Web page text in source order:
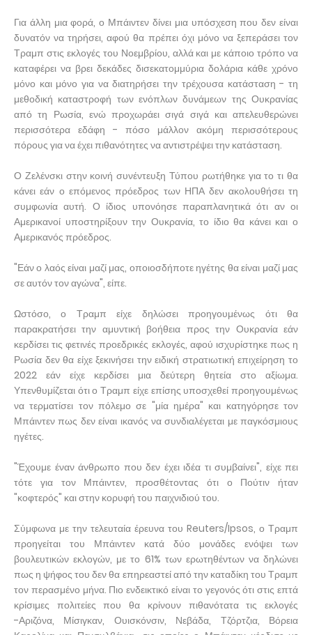
Για άλλη μια φορά, ο Μπάιντεν δίνει μια υπόσχεση που δεν είναι
δυνατόν να τηρήσει, αφού θα πρέπει όχι μόνο να ξεπεράσει τον
Τραμπ στις εκλογές του Νοεμβρίου, αλλά και με κάποιο τρόπο να
καταφέρει να βρει δεκάδες δισεκατομμύρια δολάρια κάθε χρόνο
μόνο και μόνο για να διατηρήσει την τρέχουσα κατάσταση - τη
μεθοδική καταστροφή των ενόπλων δυνάμεων της Ουκρανίας
από τη Ρωσία, ενώ προχωράει σιγά σιγά και απελευθερώνει
περισσότερα εδάφη - πόσο μάλλον ακόμη περισσότερους
πόρους για να έχει πιθανότητες να αντιστρέψει την κατάσταση.
Ο Ζελένσκι στην κοινή συνέντευξη Τύπου ρωτήθηκε για το τι θα
κάνει εάν ο επόμενος πρόεδρος των ΗΠΑ δεν ακολουθήσει τη
συμφωνία αυτή. Ο ίδιος υπονόησε παραπλανητικά ότι αν οι
Αμερικανοί υποστηρίξουν την Ουκρανία, το ίδιο θα κάνει και ο
Αμερικανός πρόεδρος.
"Εάν ο λαός είναι μαζί μας, οποιοσδήποτε ηγέτης θα είναι μαζί μας
σε αυτόν τον αγώνα", είπε.
Ωστόσο, ο Τραμπ είχε δηλώσει προηγουμένως ότι θα
παρακρατήσει την αμυντική βοήθεια προς την Ουκρανία εάν
κερδίσει τις φετινές προεδρικές εκλογές, αφού ισχυρίστηκε πως η
Ρωσία δεν θα είχε ξεκινήσει την ειδική στρατιωτική επιχείρηση το
2022 εάν είχε κερδίσει μια δεύτερη θητεία στο αξίωμα.
Υπενθυμίζεται ότι ο Τραμπ είχε επίσης υποσχεθεί προηγουμένως
να τερματίσει τον πόλεμο σε "μία ημέρα" και κατηγόρησε τον
Μπάιντεν πως δεν είναι ικανός να συνδιαλέγεται με παγκόσμιους
ηγέτες.
"Έχουμε έναν άνθρωπο που δεν έχει ιδέα τι συμβαίνει", είχε πει
τότε για τον Μπάιντεν, προσθέτοντας ότι ο Πούτιν ήταν
"κοφτερός" και στην κορυφή του παιχνιδιού του.
Σύμφωνα με την τελευταία έρευνα του Reuters/Ipsos, ο Τραμπ
προηγείται του Μπάιντεν κατά δύο μονάδες ενόψει των
βουλευτικών εκλογών, με το 61% των ερωτηθέντων να δηλώνει
πως η ψήφος του δεν θα επηρεαστεί από την καταδίκη του Τραμπ
τον περασμένο μήνα. Πιο ενδεικτικό είναι το γεγονός ότι στις επτά
κρίσιμες πολιτείες που θα κρίνουν πιθανότατα τις εκλογές
-Αριζόνα, Μίσιγκαν, Ουισκόνσιν, Νεβάδα, Τζόρτζια, Βόρεια